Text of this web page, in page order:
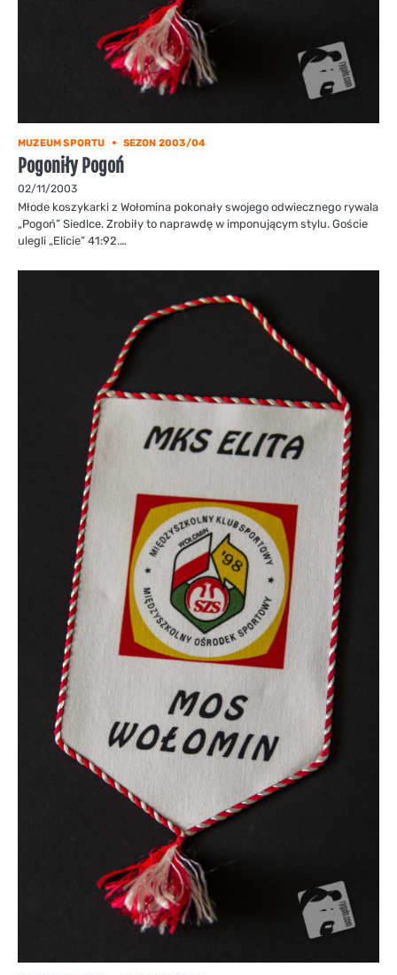
MUZEUM SPORTU SEZON 2003/04
Pogoniły Pogoń
02/11/2003
Młode koszykarki z Wołomina pokonały swojego odwiecznego rywala
„Pogoń” Siedlce. Zrobiły to naprawdę w imponującym stylu. Goście
ulegli „Elicie” 41:92.…